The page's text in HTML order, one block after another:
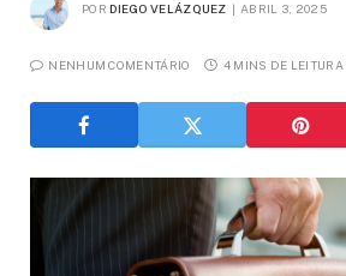
POR DIEGO VELÁZQUEZ ABRIL 3, 2025
NENHUM COMENTÁRIO 4 MINS DE LEITURA